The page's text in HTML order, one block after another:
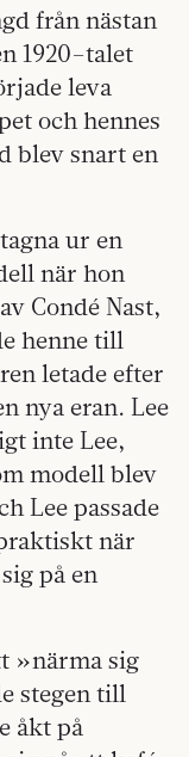
från nästan
1920–talet
leva
och hennes
blev snart en
ur en
när hon
Condé Nast,
henne till
letade efter
nya eran. Lee
inte Lee,
modell blev
Lee passade
när
på en
»närma sig
stegen till
åkt på